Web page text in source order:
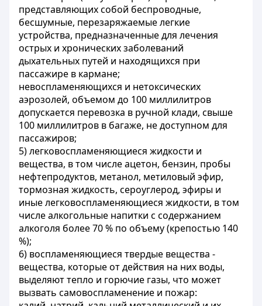
представляющих собой беспроводные,
бесшумные, перезаряжаемые легкие
устройства, предназначенные для лечения
острых и хронических заболеваний
дыхательных путей и находящихся при
пассажире в кармане;
невоспламеняющихся и нетоксических
аэрозолей, объемом до 100 миллилитров
допускается перевозка в ручной клади, свыше
100 миллилитров в багаже, не доступном для
пассажиров;
5) легковоспламеняющиеся жидкости и
вещества, в том числе ацетон, бензин, пробы
нефтепродуктов, метанол, метиловый эфир,
тормозная жидкость, сероуглерод, эфиры и
иные легковоспламеняющиеся жидкости, в том
числе алкогольные напитки с содержанием
алкоголя более 70 % по объему (крепостью 140
%);
6) воспламеняющиеся твердые вещества -
вещества, которые от действия на них воды,
выделяют тепло и горючие газы, что может
вызвать самовоспламенение и пожар: